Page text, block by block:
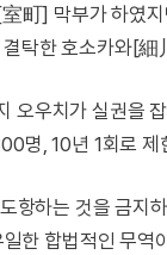
室町] 막부가 하
탁한 호소카와[
우치가 실권을
명, 10년 1회로 제
항하는 것을 금지
한 합법적인 무역